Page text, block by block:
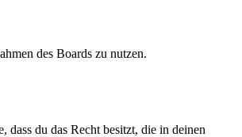
des Boards zu nutzen.
dass du das Recht besitzt, die in deinen